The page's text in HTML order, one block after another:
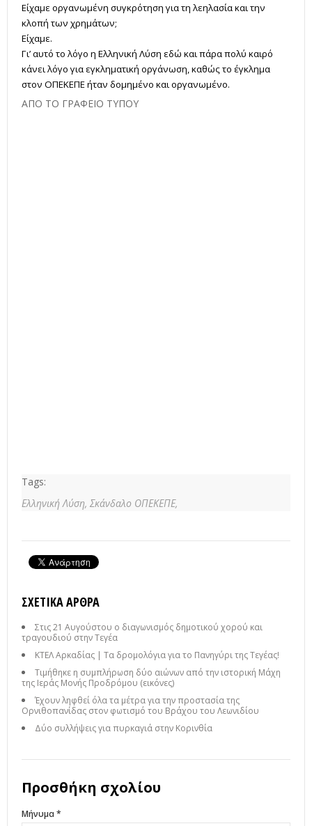
Είχαμε οργανωμένη συγκρότηση για τη λεηλασία και την
κλοπή των χρημάτων;
Είχαμε.
Γι’ αυτό το λόγο η Ελληνική Λύση εδώ και πάρα πολύ καιρό
κάνει λόγο για εγκληματική οργάνωση, καθώς το έγκλημα
στον ΟΠΕΚΕΠΕ ήταν δομημένο και οργανωμένο.
ΑΠΟ ΤΟ ΓΡΑΦΕΙΟ ΤΥΠΟΥ
Tags:
Ελληνική Λύση, Σκάνδαλο ΟΠΕΚΕΠΕ,
ΣΧΕΤΙΚΆ ΆΡΘΡΑ
Στις 21 Αυγούστου ο διαγωνισμός δημοτικού χορού και
τραγουδιού στην Τεγέα
ΚΤΕΛ Αρκαδίας | Τα δρομολόγια για το Πανηγύρι της Τεγέας!
Τιμήθηκε η συμπλήρωση δύο αιώνων από την ιστορική Μάχη
της Ιεράς Μονής Προδρόμου (εικόνες)
Έχουν ληφθεί όλα τα μέτρα για την προστασία της
Ορνιθοπανίδας στον φωτισμό του Βράχου του Λεωνιδίου
Δύο συλλήψεις για πυρκαγιά στην Κορινθία
Προσθήκη σχολίου
Μήνυμα *